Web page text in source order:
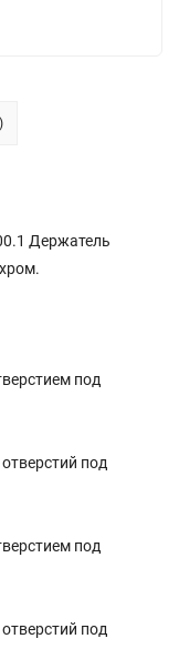
Держатель
под
под
под
под